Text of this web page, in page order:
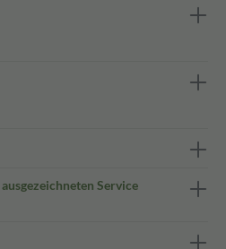
Service